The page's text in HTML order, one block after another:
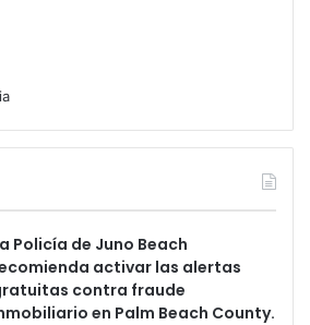
Policía de Juno Beach
activar las alertas
contra fraude
en Palm Beach County.